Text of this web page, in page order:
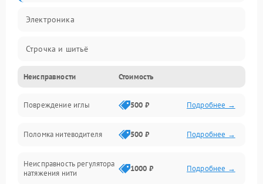
Электроника
Строчка и шитьё
Прочие неисправности
Подача ткани
Игловодитель и механизмы
Ножи и обрезка
Неисправности Стоимость
Повреждение иглы 500 ₽ Подробнее →
Поломка нитеводителя 500 ₽ Подробнее →
Неисправность регулятора
натяжения нити
1000 ₽ Подробнее →